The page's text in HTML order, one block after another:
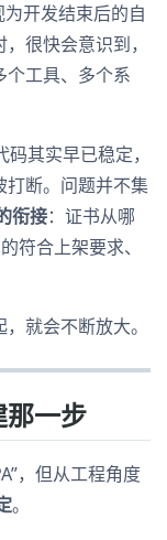
开发结束后的自
很快会意识到，
个工具、多个系
其实早已稳定，
打断。问题并不集
衔接：证书从哪
符合上架要求、
就会不断放大。
一步
，但从工程角度
。